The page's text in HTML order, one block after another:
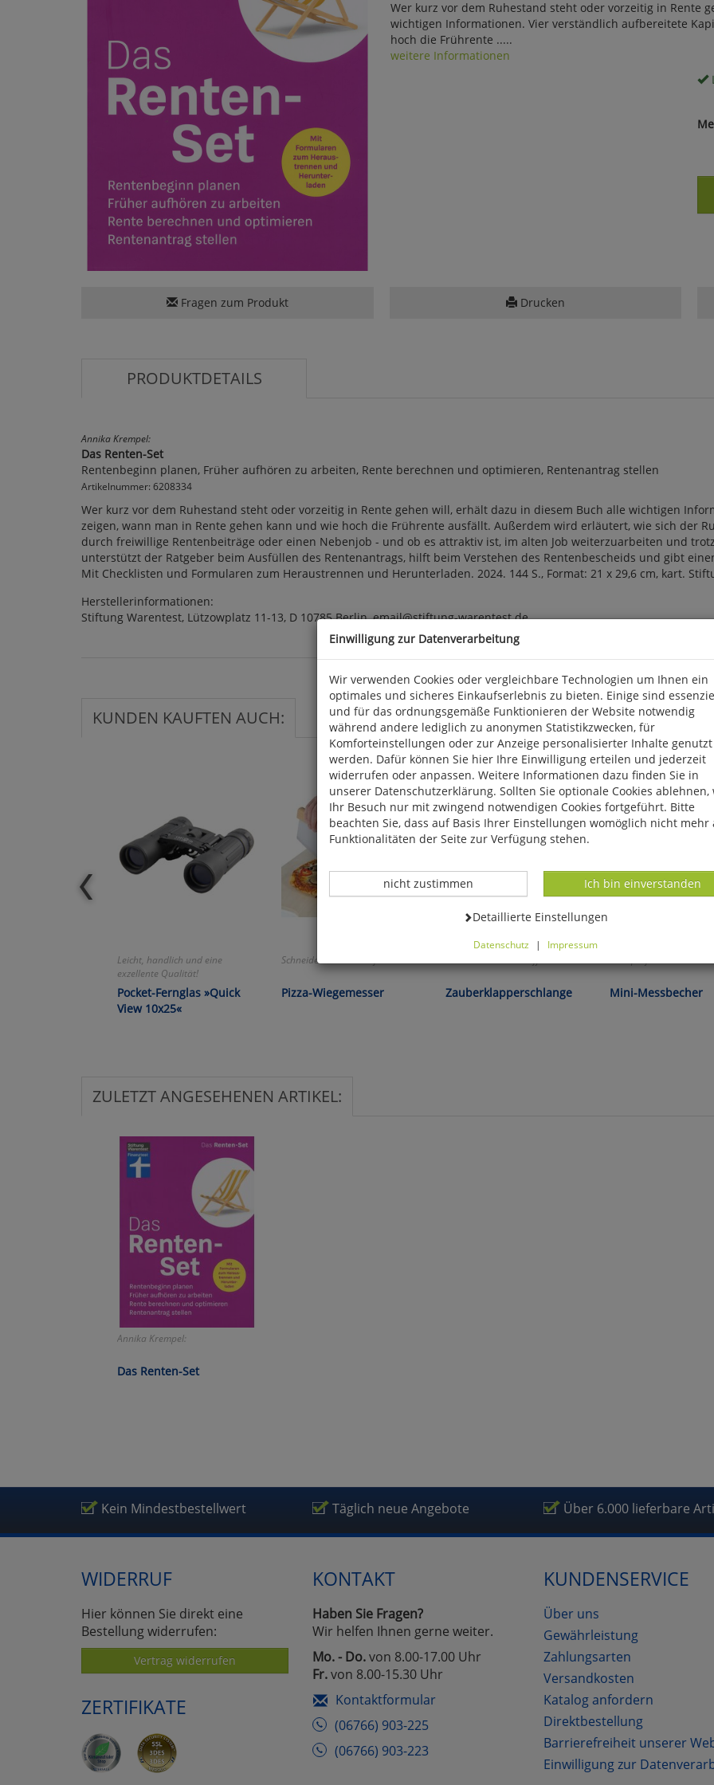
Wer kurz vor dem Ruhestand steht oder vorzeitig in Rente
wichtigen Informationen. Vier verständlich aufbereitete
hoch die Frührente .....
weitere Informationen
Fragen zum Produkt Drucken
PRODUKTDETAILS
Annika Krempel:
Das Renten-Set
Rentenbeginn planen, Früher aufhören zu arbeiten, Rente berechnen und optimieren, Rentenantrag stellen
Artikelnummer: 6208334
Wer kurz vor dem Ruhestand steht oder vorzeitig in Rente gehen will, erhält dazu in diesem Buch alle wichtigen
zeigen, wann man in Rente gehen kann und wie hoch die Frührente ausfällt. Außerdem wird erläutert, wie sich der
durch freiwillige Rentenbeiträge oder einen Nebenjob - und ob es attraktiv ist, im alten Job weiterzuarbeiten und
unterstützt der Ratgeber beim Ausfüllen des Rentenantrags, hilft beim Verstehen des Rentenbescheids und gibt
Mit Checklisten und Formularen zum Heraustrennen und Herunterladen. 2024. 144 S., Format: 21 x 29,6 cm, kart.
Herstellerinformationen:
Stiftung Warentest, Lützowplatz 11-13, D 10785 Berlin, email@stiftung-warentest.de
KUNDEN KAUFTEN AUCH:
Leicht, handlich und eine
exzellente Qualität!
Pocket-Fernglas »Quick
View 10x25«
Schneiden wie die Profis!
Pizza-Wiegemesser Zauberklapperschlange Mini-Messbecher
ZULETZT ANGESEHENEN ARTIKEL:
Annika Krempel:
Das Renten-Set
Kein Mindestbestellwert Täglich neue Angebote Über 6.000 lieferbare
WIDERRUF
Hier können Sie direkt eine
Bestellung widerrufen:
Vertrag widerrufen
ZERTIFIKATE
KONTAKT
Haben Sie Fragen?
Wir helfen Ihnen gerne weiter.
Mo. - Do.von 8.00-17.00 Uhr
Fr.von 8.00-15.30 Uhr
Kontaktformular
(06766) 903-225
(06766) 903-223
KUNDENSERVICE
Über uns
Gewährleistung
Zahlungsarten
Versandkosten
Katalog anfordern
Direktbestellung
Barrierefreiheit unserer
Einwilligung zur
Einwilligung zur Datenverarbeitung
Wir verwenden Cookies oder vergleichbare Technologien um Ihnen ein
optimales und sicheres Einkaufserlebnis zu bieten. Einige sind
und für das ordnungsgemäße Funktionieren der Website notwendig
während andere lediglich zu anonymen Statistikzwecken, für
Komforteinstellungen oder zur Anzeige personalisierter Inhalte genutzt
werden. Dafür können Sie hier Ihre Einwilligung erteilen und jederzeit
widerrufen oder anpassen. Weitere Informationen dazu finden Sie in
unserer Datenschutzerklärung. Sollten Sie optionale Cookies ablehnen,
Ihr Besuch nur mit zwingend notwendigen Cookies fortgeführt. Bitte
beachten Sie, dass auf Basis Ihrer Einstellungen womöglich nicht mehr
Funktionalitäten der Seite zur Verfügung stehen.
Datenverarbeitung -
Ich bin einverstanden
Datenverarbeitung -
nicht zustimmen
Datenverarbeitung -
Detaillierte Einstellungen
Datenschutz | Impressum
Cookies ablehnen, wird Ihr Besuch nur mit zwingend notwendigen
fortgeführt. Bitte beachten Sie, dass auf Basis Ihrer Einstellungen